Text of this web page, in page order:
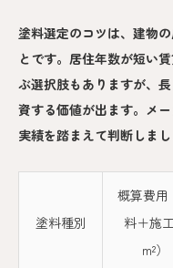
塗料選定のコツは、建物
とです。居住年数が短い
ぶ選択肢もありますが、
資する価値が出ます。メ
実績を踏まえて判断しまし
塗料種別
概算費用
料＋施
m²）